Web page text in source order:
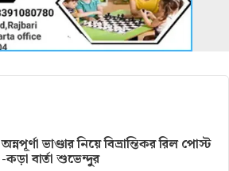
অন্নপূর্ণা ভাণ্ডার নিয়ে বিভ্রান্তিকর রিল পোস্ট
-কড়া বার্তা শুভেন্দুর